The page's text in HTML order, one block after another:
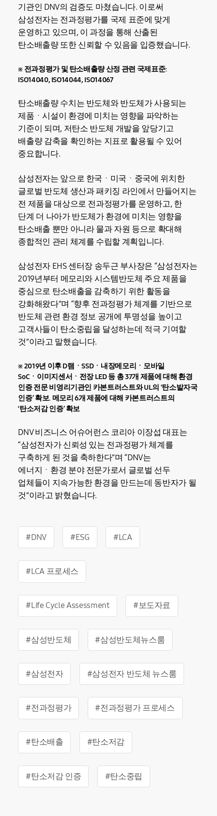
기관인 DNV의 검증도 마쳤습니다. 이로써
삼성전자는 전과정평가를 국제 표준에 맞게
운영하고 있으며, 이 과정을 통해 산출된
탄소배출량 또한 신뢰할 수 있음을 입증했습니다.
※ 전과정평가 및 탄소배출량 산정 관련 국제표준:
ISO14040, ISO14044, ISO14067
탄소배출량 수치는 반도체와 반도체가 사용되는
제품ㆍ시설이 환경에 미치는 영향을 파악하는
기준이 되며, 저탄소 반도체 개발을 앞당기고
배출량 감축을 확인하는 지표로 활용될 수 있어
중요합니다.
삼성전자는 앞으로 한국ㆍ미국ㆍ중국에 위치한
글로벌 반도체 생산과 패키징 라인에서 만들어지는
전 제품을 대상으로 전과정평가를 운영하고, 한
단계 더 나아가 반도체가 환경에 미치는 영향을
탄소배출 뿐만 아니라 물과 자원 등으로 확대해
종합적인 관리 체계를 수립할 계획입니다.
삼성전자 EHS 센터장 송두근 부사장은 “삼성전자는
2019년부터 메모리와 시스템반도체 주요 제품을
중심으로 탄소배출을 감축하기 위한 활동을
강화해왔다”며 “향후 전과정평가 체계를 기반으로
반도체 관련 환경 정보 공개에 투명성을 높이고
고객사들이 탄소중립을 달성하는데 적극 기여할
것”이라고 말했습니다.
※ 2019년 이후 D램ㆍSSDㆍ내장메모리ㆍ모바일
SoCㆍ이미지센서ㆍ전장 LED 등 총 37개 제품에 대해 환경
인증 전문 비영리기관인 카본트러스트와 UL의 ‘탄소발자국
인증’ 확보. 메모리 6개 제품에 대해 카본트러스트의
‘탄소저감 인증’ 확보
DNV 비즈니스 어슈어런스 코리아 이장섭 대표는
“삼성전자가 신뢰성 있는 전과정평가 체계를
구축하게 된 것을 축하한다”며 “DNV는
에너지ㆍ환경 분야 전문가로서 글로벌 선두
업체들이 지속가능한 환경을 만드는데 동반자가 될
것”이라고 밝혔습니다.
#DNV #ESG #LCA
#LCA 프로세스
#Life Cycle Assessment #보도자료
#삼성반도체 #삼성반도체뉴스룸
#삼성전자 #삼성전자 반도체 뉴스룸
#전과정평가 #전과정평가 프로세스
#탄소배출 #탄소저감
#탄소저감 인증 #탄소중립